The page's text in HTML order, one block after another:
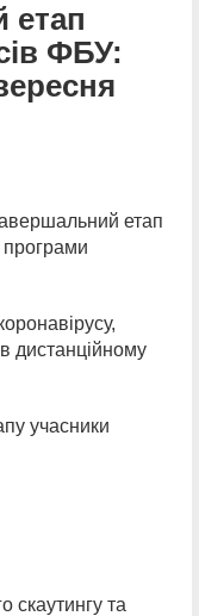
етап
ФБУ:
етап
програми
в дистанційному
учасники
скаутингу та